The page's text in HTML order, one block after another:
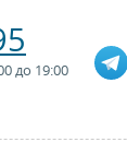
до 19:00